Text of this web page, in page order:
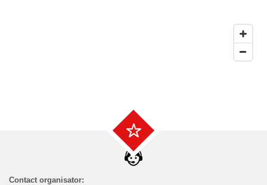
Contact organisator: